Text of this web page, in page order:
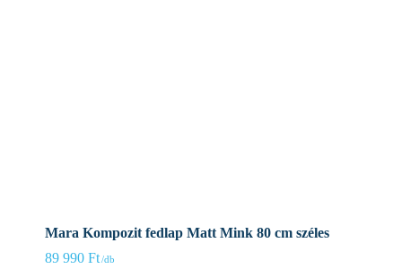
Mara Kompozit fedlap Matt Mink 80 cm széles
89 990 Ft